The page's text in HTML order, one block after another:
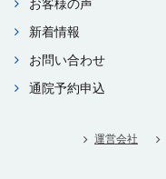
お客様の声
新着情報
お問い合わせ
通院予約申込
運営会社